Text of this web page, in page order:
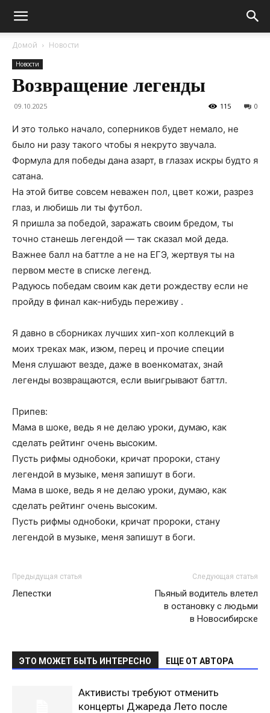
Домой Новости
Новости
Возвращение легенды
09.10.2025 0
115
И это только начало, соперников будет немало, не
было ни разу такого чтобы я некруто звучала.
Формула для победы дана азарт, в глазах искры будто я
сатана.
На этой битве совсем неважен пол, цвет кожи, разрез
глаз, и любишь ли ты футбол.
Я пришла за победой, заражать своим бредом, ты
точно станешь легендой — так сказал мой деда.
Важнее балл на баттле а не на ЕГЭ, жертвуя ты на
первом месте в списке легенд.
Радуюсь победам своим как дети рождеству если не
пройду в финал как-нибудь переживу .
Я давно в сборниках лучших хип-хоп коллекций в
моих треках мак, изюм, перец и прочие специи
Меня слушают везде, даже в военкоматах, знай
легенды возвращаются, если выигрывают баттл.
Припев:
Мама в шоке, ведь я не делаю уроки, думаю, как
сделать рейтинг очень высоким.
Пусть рифмы однобоки, кричат пророки, стану
легендой в музыке, меня запишут в боги.
Мама в шоке, ведь я не делаю уроки, думаю, как
сделать рейтинг очень высоким.
Пусть рифмы однобоки, кричат пророки, стану
легендой в музыке, меня запишут в боги.
Предыдущая статья
Лепестки
Следующая статья
Пьяный водитель влетел
в остановку с людьми
в Новосибирске
ЭТО МОЖЕТ БЫТЬ ИНТЕРЕСНО ЕЩЕ ОТ АВТОРА
Активисты требуют отменить
концерты Джареда Лето после